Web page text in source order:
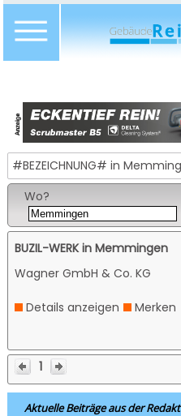
#BEZEICHNUNG# in
Wo?
BUZIL-WERK in Memmingen
Wagner GmbH & Co. KG
Details anzeigen Merken
1
Aktuelle Beiträge aus der